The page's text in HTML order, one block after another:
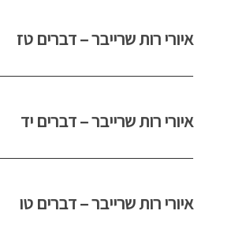
איורי רות שרייבר – דברים טז
איורי רות שרייבר – דברים יד
איורי רות שרייבר – דברים טו